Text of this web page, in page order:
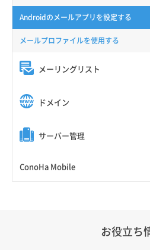
Androidのメールアプリを設定する
メールプロファイルを使用する
メーリングリスト
ドメイン
サーバー管理
ConoHa Mobile
お役立ち